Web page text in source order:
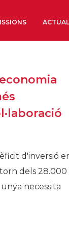
de Govern
Consultius
Executiva
i Socials
d'inversió
dels 28.000
necessita